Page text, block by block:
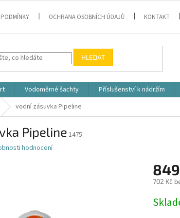
OCHRANA OSOBNÍCH ÚDAJŮ KONTAKT
HLEDAT
Vodoměrné šachty Příslušenství k nádržím
vodní zásuvka Pipeline
Pipeline 1475
hodnocení
702 Kč
cena: